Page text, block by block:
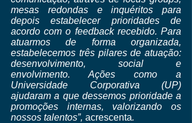
mesas redondas e inquéritos para
depois estabelecer prioridades de
acordo com o feedback recebido. Para
atuarmos de forma organizada,
estabelecemos três pilares de atuação:
desenvolvimento, social e
envolvimento. Ações como a
Universidade Corporativa (UP)
ajudaram a que dessemos prioridade a
promoções internas, valorizando os
nossos talentos”, acrescenta.